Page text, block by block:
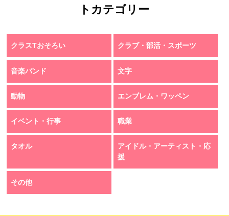
トカテゴリー
クラスTおそろい クラブ・部活・スポーツ
音楽バンド 文字
動物 エンブレム・ワッペン
イベント・行事 職業
タオル
アイドル・アーティスト・応
援
その他